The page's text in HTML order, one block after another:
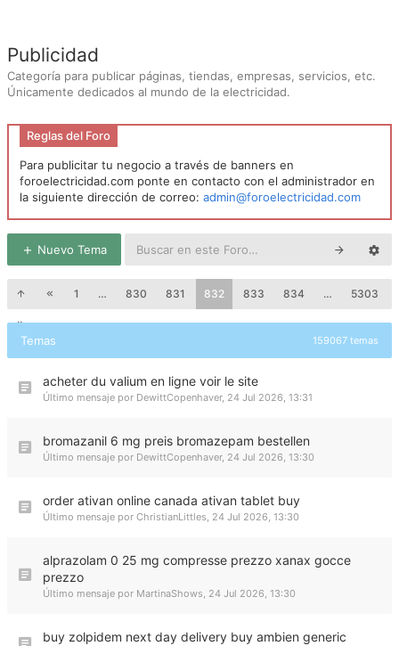
Publicidad
Categoría para publicar páginas, tiendas, empresas, servicios, etc.
Únicamente dedicados al mundo de la electricidad.
Reglas del Foro
Para publicitar tu negocio a través de banners en
foroelectricidad.com ponte en contacto con el administrador en
la siguiente dirección de correo: admin@foroelectricidad.com
Nuevo Tema
1 … 830 831 832 833 834 … 5303
Temas 159067 temas
acheter du valium en ligne voir le site
Último mensaje por DewittCopenhaver, 24 Jul 2026, 13:31
bromazanil 6 mg preis bromazepam bestellen
Último mensaje por DewittCopenhaver, 24 Jul 2026, 13:30
order ativan online canada ativan tablet buy
Último mensaje por ChristianLittles, 24 Jul 2026, 13:30
alprazolam 0 25 mg compresse prezzo xanax gocce
prezzo
Último mensaje por MartinaShows, 24 Jul 2026, 13:30
buy zolpidem next day delivery buy ambien generic